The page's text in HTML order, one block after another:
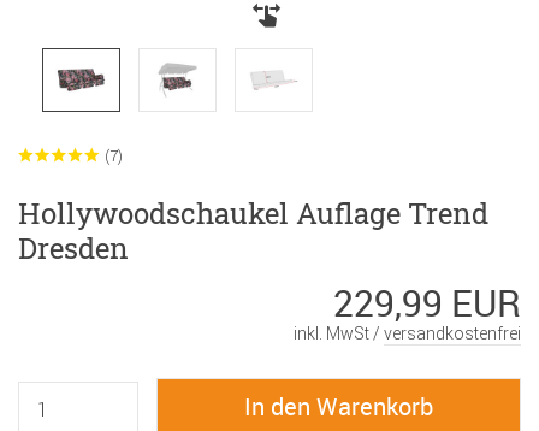
(7)
Hollywoodschaukel Auflage Trend
Dresden
229,99 EUR
inkl. MwSt / versandkostenfrei